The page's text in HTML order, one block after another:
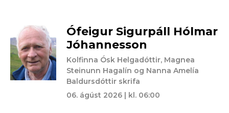
Ófeigur Sigurpáll Hólmar
Jóhannesson
Kolfinna Ósk Helgadóttir, Magnea
Steinunn Hagalín og Nanna Amelía
Baldursdóttir skrifa
06. ágúst 2026 | kl. 06:00